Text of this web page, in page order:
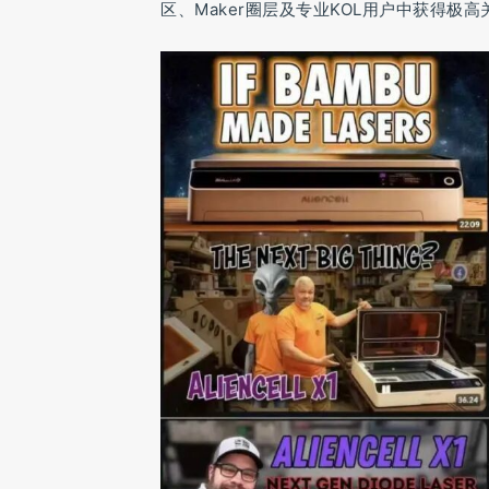
区、Maker圈层及专业KOL用户中获得极高